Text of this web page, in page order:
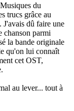
du
trucs grâce au
J'avais dû faire une
chanson parmi
la bande originale
qu'on lui connaît
cet OST,
au lever... tout à